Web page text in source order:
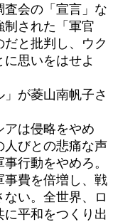
査会の「宣言」な
制された「軍官
と批判し、ウク
思いをはせよ
が菱山南帆子さ
は侵略をやめ
人びとの悲痛な声
行動をやめろ。
事費を倍増し、戦
い。全世界、ロ
平和をつくり出